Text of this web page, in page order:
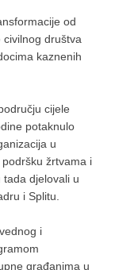
od
civilnog društva
kaznenih
cijele
potaknulo
u
žrtvama i
djelovali u
i Splitu.
i
građanima u